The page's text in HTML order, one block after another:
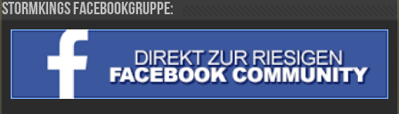
Stormkings Facebookgruppe: